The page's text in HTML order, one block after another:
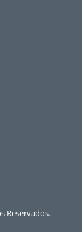
Reservados.